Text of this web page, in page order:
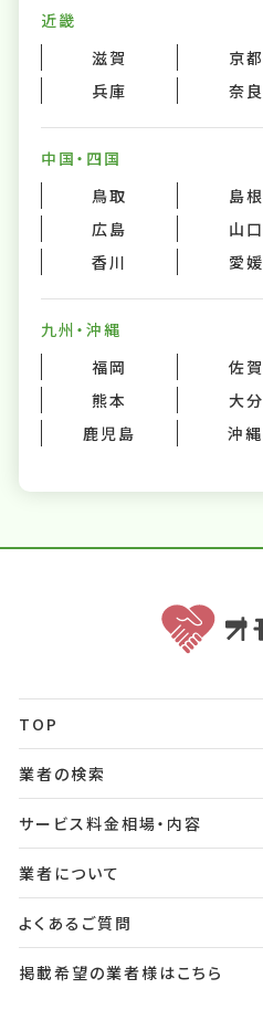
近畿
滋賀
京都
兵庫
奈良
中国・四国
鳥取
島根
広島
山口
香川
愛媛
九州・沖縄
福岡
佐賀
熊本
大分
鹿児島
沖縄
TOP
業者の検索
サービス料金相場・内容
業者について
よくあるご質問
掲載希望の業者様はこちら